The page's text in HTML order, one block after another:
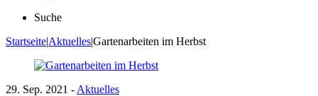
Suche
Startseite|Aktuelles|Gartenarbeiten im Herbst
29. Sep. 2021 - Aktuelles